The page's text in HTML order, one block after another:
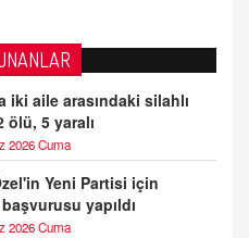
iki aile arasındaki silahlı
ölü, 5 yaralı
2026 Cuma
Yeni Partisi için
yapıldı
2026 Cuma